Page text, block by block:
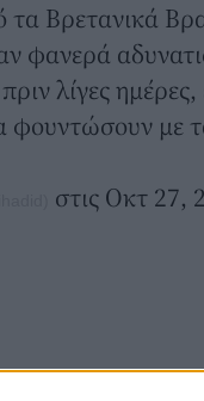
Βρετανικά
φανερά
λίγες
φουντώσουν με
στις Οκτ 27,